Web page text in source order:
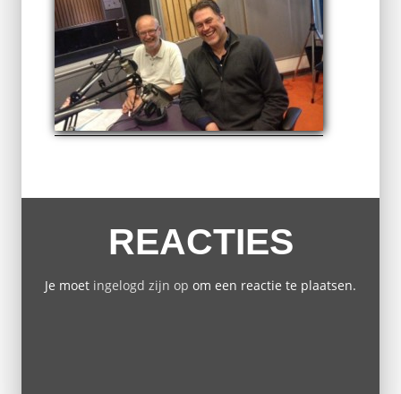
REACTIES
Je moet ingelogd zijn op om een reactie te plaatsen.